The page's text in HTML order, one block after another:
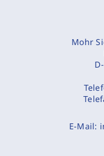
Mohr
E-Mail: